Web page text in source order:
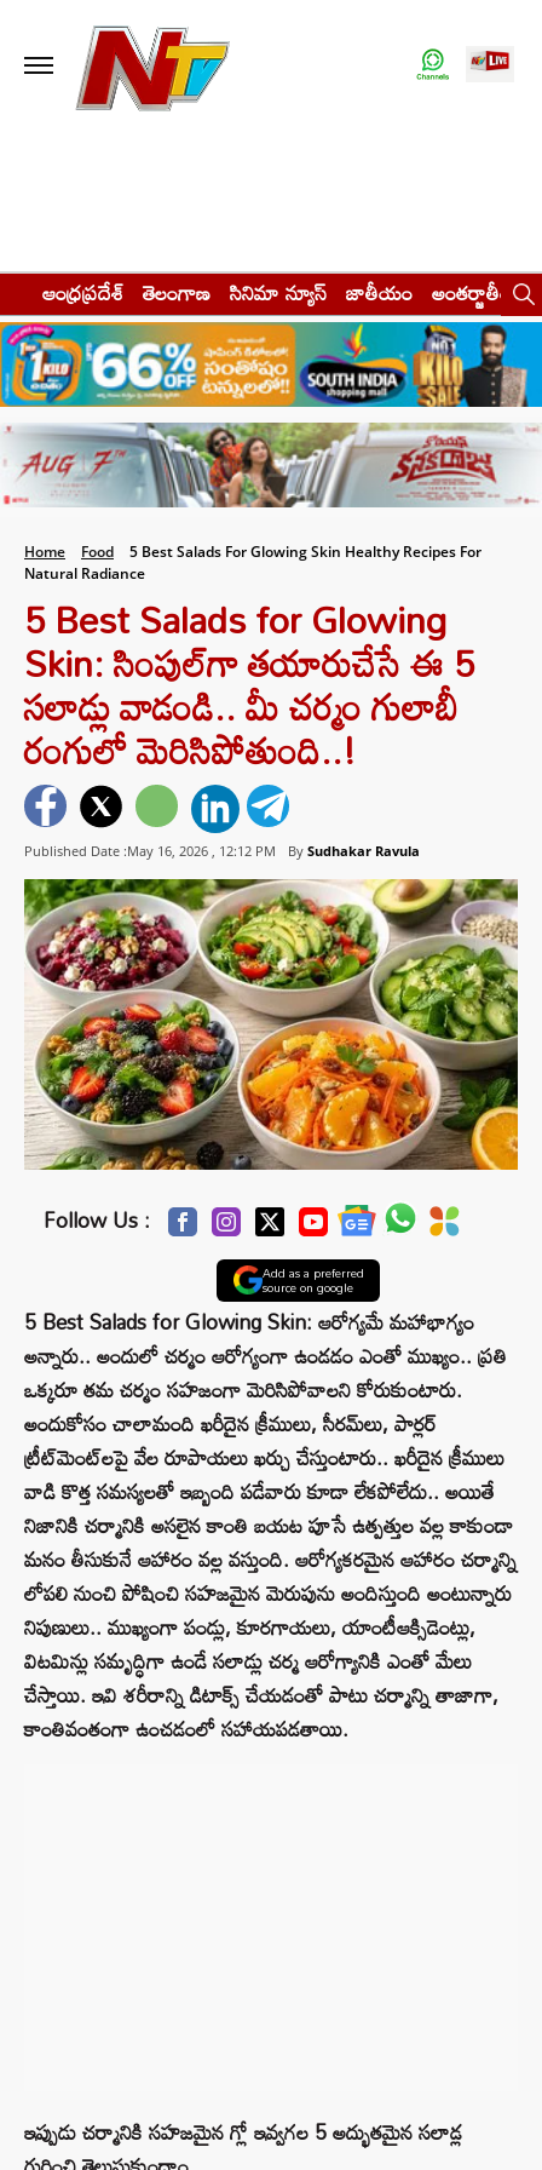
ఆంధ్రప్రదేశ్ తెలంగాణ సినిమా న్యూస్ జాతీయం అంతర్జాతీయం
Home Food
5 Best Salads For Glowing Skin Healthy Recipes For
Natural Radiance
5 Best Salads for Glowing
Skin: సింపుల్‌గా తయారుచేసే ఈ 5
సలాడ్లు వాడండి.. మీ చర్మం గులాబీ
రంగులో మెరిసిపోతుంది..!
Published Date :May 16, 2026 , 12:12 PM By Sudhakar Ravula
Follow Us :
Add as a preferred
source on google
5 Best Salads for Glowing Skin: ఆరోగ్యమే మహాభాగ్యం
అన్నారు.. అందులో చర్మం ఆరోగ్యంగా ఉండడం ఎంతో ముఖ్యం.. ప్రతి
ఒక్కరూ తమ చర్మం సహజంగా మెరిసిపోవాలని కోరుకుంటారు.
అందుకోసం చాలామంది ఖరీదైన క్రీములు, సీరమ్‌లు, పార్లర్
ట్రీట్‌మెంట్‌లపై వేల రూపాయలు ఖర్చు చేస్తుంటారు.. ఖరీదైన క్రీములు
వాడి కొత్త సమస్యలతో ఇబ్బంది పడేవారు కూడా లేకపోలేదు.. అయితే
నిజానికి చర్మానికి అసలైన కాంతి బయట పూసే ఉత్పత్తుల వల్ల కాకుండా
మనం తీసుకునే ఆహారం వల్ల వస్తుంది. ఆరోగ్యకరమైన ఆహారం చర్మాన్ని
లోపలి నుంచి పోషించి సహజమైన మెరుపును అందిస్తుంది అంటున్నారు
నిపుణులు.. ముఖ్యంగా పండ్లు, కూరగాయలు, యాంటీఆక్సిడెంట్లు,
విటమిన్లు సమృద్ధిగా ఉండే సలాడ్లు చర్మ ఆరోగ్యానికి ఎంతో మేలు
చేస్తాయి. ఇవి శరీరాన్ని డిటాక్స్ చేయడంతో పాటు చర్మాన్ని తాజాగా,
కాంతివంతంగా ఉంచడంలో సహాయపడతాయి.
ఇప్పుడు చర్మానికి సహజమైన గ్లో ఇవ్వగల 5 అద్భుతమైన సలాడ్ల